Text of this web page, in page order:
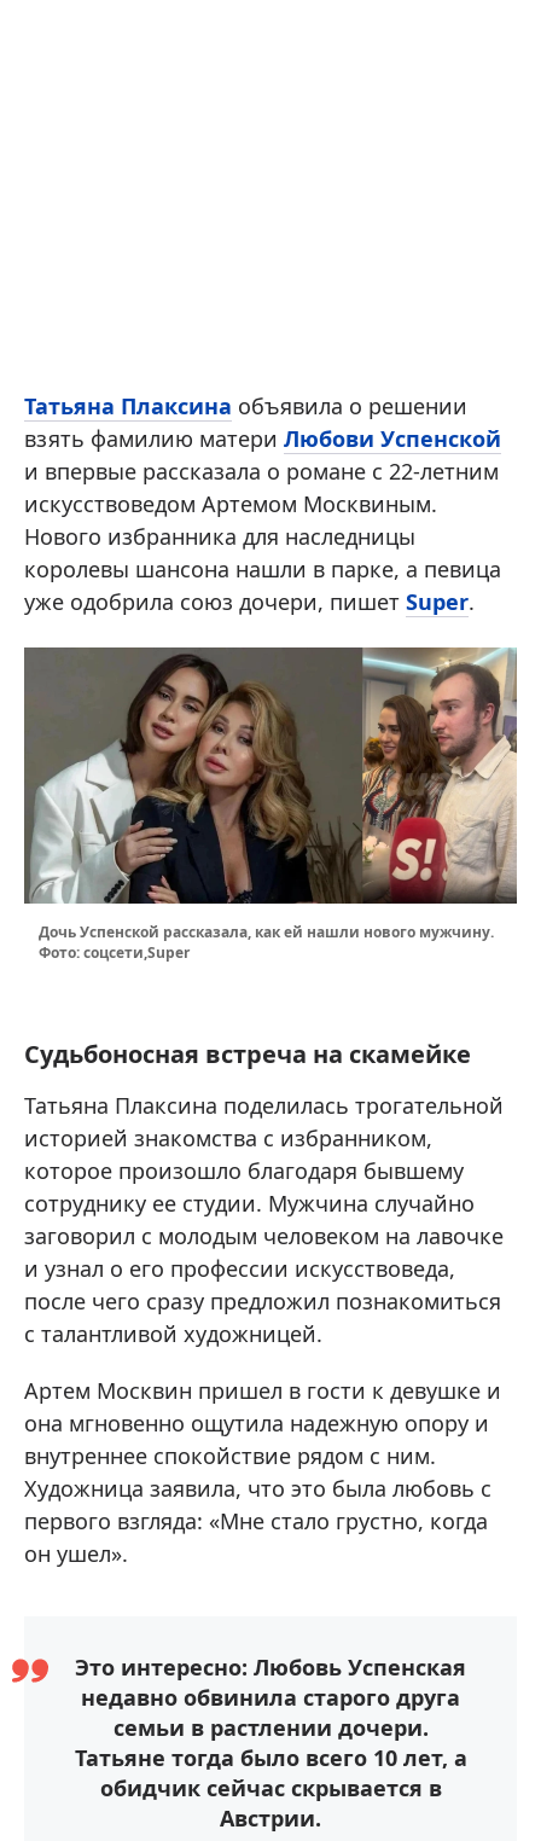
Татьяна Плаксина объявила о решении
взять фамилию матери Любови Успенской
и впервые рассказала о романе с 22-летним
искусствоведом Артемом Москвиным.
Нового избранника для наследницы
королевы шансона нашли в парке, а певица
уже одобрила союз дочери, пишет Super.
Дочь Успенской рассказала, как ей нашли нового мужчину.
Фото: соцсети,Super
Судьбоносная встреча на скамейке
Татьяна Плаксина поделилась трогательной
историей знакомства с избранником,
которое произошло благодаря бывшему
сотруднику ее студии. Мужчина случайно
заговорил с молодым человеком на лавочке
и узнал о его профессии искусствоведа,
после чего сразу предложил познакомиться
с талантливой художницей.
Артем Москвин пришел в гости к девушке и
она мгновенно ощутила надежную опору и
внутреннее спокойствие рядом с ним.
Художница заявила, что это была любовь с
первого взгляда: «Мне стало грустно, когда
он ушел».
Это интересно: Любовь Успенская
недавно обвинила старого друга
семьи в растлении дочери.
Татьяне тогда было всего 10 лет, а
обидчик сейчас скрывается в
Австрии.